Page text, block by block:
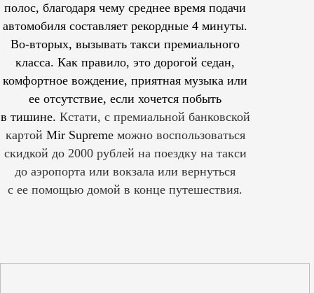
полос, благодаря чему среднее время подачи
автомобиля составляет рекордные 4 минуты.
Во-вторых, вызывать такси премиального
класса. Как правило, это дорогой седан,
комфортное вождение, приятная музыка или
ее отсутствие, если хочется побыть
в тишине. Кстати, с премиальной банковской
картой Mir Supreme можно воспользоваться
скидкой до 2000 рублей на поездку на такси
до аэропорта или вокзала или вернуться
с ее помощью домой в конце путешествия.